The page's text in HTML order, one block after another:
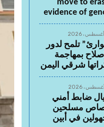
move to
evidence of
تلمح لدور
بمهاجمة
شرقي اليمن
ضابط أمني
مسلحين
في أبين